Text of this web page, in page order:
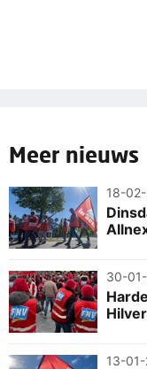
Meer nieuws
18-
30-
13-